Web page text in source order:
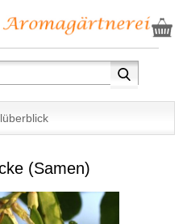
(Samen)